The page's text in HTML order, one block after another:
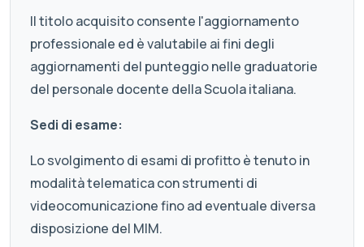
Il titolo acquisito consente l'aggiornamento
professionale ed è valutabile ai fini degli
aggiornamenti del punteggio nelle graduatorie
del personale docente della Scuola italiana.
Sedi di esame:
Lo svolgimento di esami di profitto è tenuto in
modalità telematica con strumenti di
videocomunicazione fino ad eventuale diversa
disposizione del MIM.